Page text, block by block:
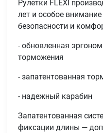
Рулетки FLEXI
лет и особое
безопасности и
- обновленная
торможения
- запатентованная
- надежный карабин
Запатентованная
фиксации длины —